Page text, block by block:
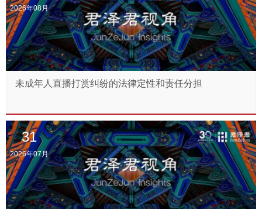
2026年08月
未成年人直播打赏纠纷的法律定性和责任分担
31
2026年07月